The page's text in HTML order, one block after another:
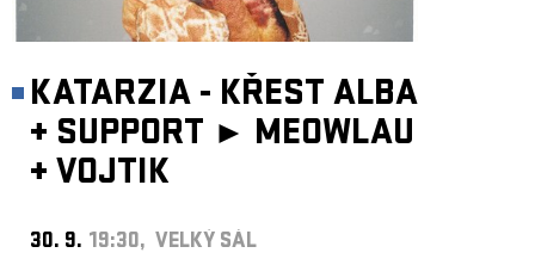
KATARZIA - KŘEST ALBA
+ SUPPORT ► MEOWLAU
+ VOJTIK
30. 9. 19:30, VELKÝ SÁL